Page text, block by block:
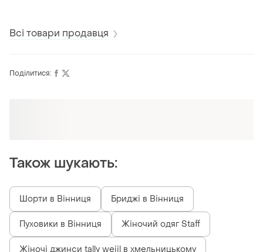
Всі товари продавця
Поділитися:
Також шукають: